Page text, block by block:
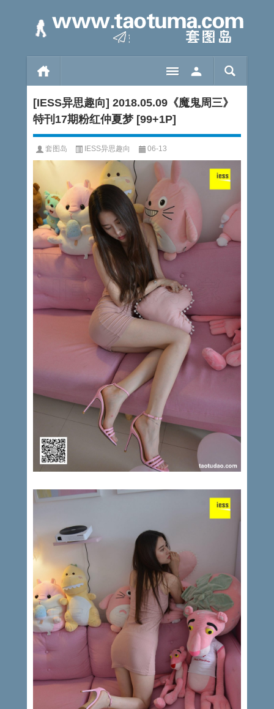
[IESS异思趣向] 2018.05.09《魔鬼周三》
特刊17期粉红仲夏梦 [99+1P]
套图岛 IESS异思趣向 06-13